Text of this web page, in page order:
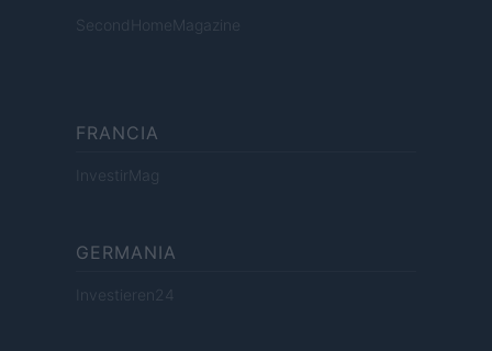
SecondHomeMagazine
FRANCIA
InvestirMag
GERMANIA
Investieren24